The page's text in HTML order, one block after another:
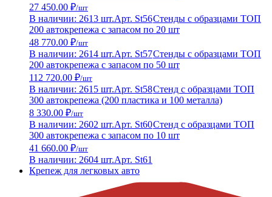
27 450.00 ₽/шт
В наличии: 2613 шт.Арт. St56Стенды с образцами ТОП
200 автокрепежа с запасом по 20 шт
48 770.00 ₽/шт
В наличии: 2614 шт.Арт. St57Стенды с образцами ТОП
200 автокрепежа с запасом по 50 шт
112 720.00 ₽/шт
В наличии: 2615 шт.Арт. St58Стенд с образцами ТОП
300 автокрепежа (200 пластика и 100 металла)
8 330.00 ₽/шт
В наличии: 2602 шт.Арт. St60Стенд с образцами ТОП
300 автокрепежа с запасом по 10 шт
41 660.00 ₽/шт
В наличии: 2604 шт.Арт. St61
Крепеж для легковых авто